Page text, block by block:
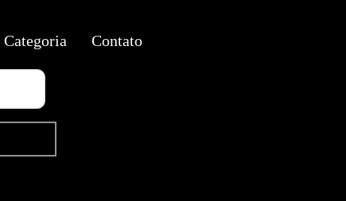
Categoria Contato